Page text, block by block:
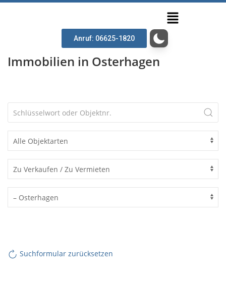
Anruf: 06625-1820
Immobilien in Osterhagen
Suchformular zurücksetzen